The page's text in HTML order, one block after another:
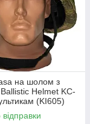
на шолом з
Helmet KC-
(KI605)